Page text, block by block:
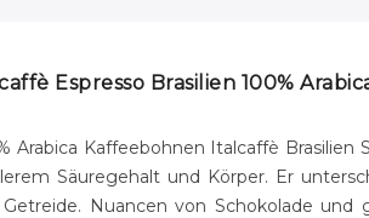
Espresso Brasilien 100%
Arabica Kaffeebohnen Italcaffè Brasilien
Säuregehalt und Körper. Er
Nuancen von Schokolade und